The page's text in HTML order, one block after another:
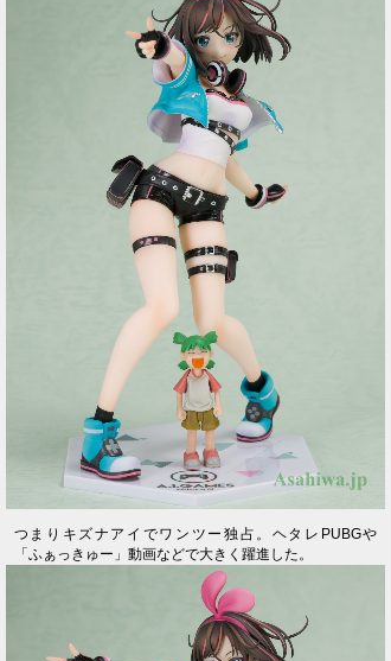
つまりキズナアイでワンツー独占。ヘタレPUBGや
「ふぁっきゅー」動画などで大きく躍進した。